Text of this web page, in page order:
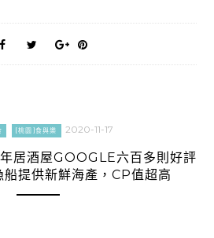
[桃園]食與樂 2020-11-17
年居酒屋GOOGLE六百多則好評
提供新鮮海產，CP值超高